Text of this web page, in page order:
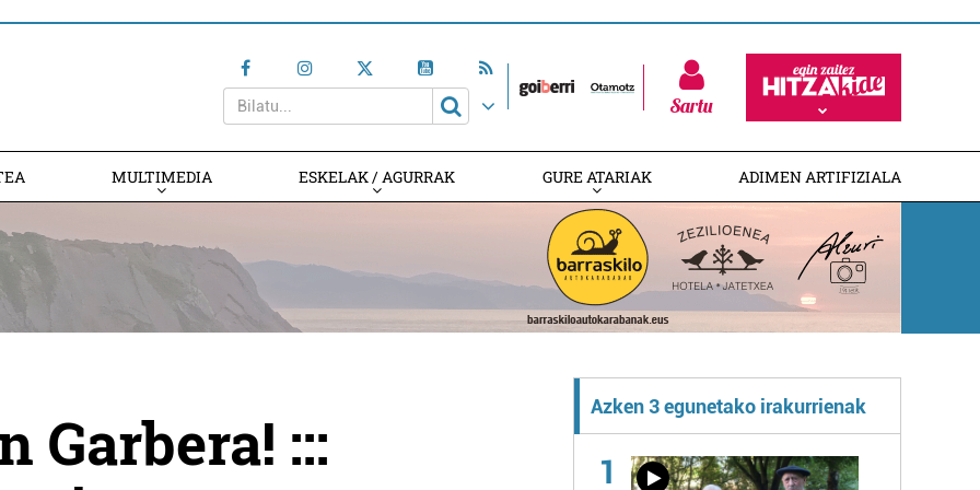
Sartu
MULTIMEDIA ESKELAK / AGURRAK GURE ATARIAK ADIMEN ARTIFIZIALA
Garbera! :::
Azken 3 egunetako irakurrienak
1